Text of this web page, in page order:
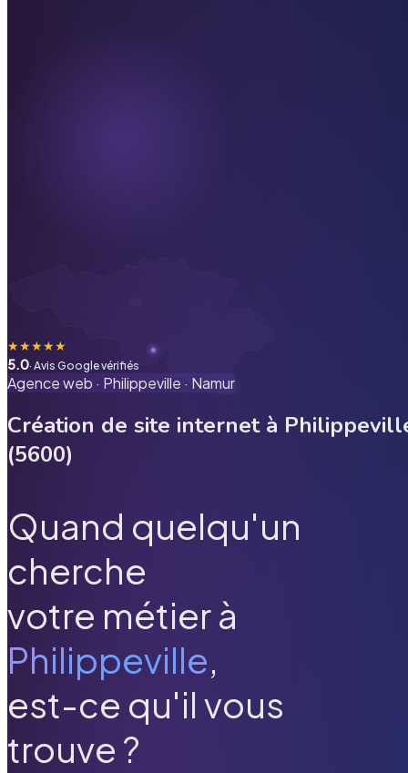
★★★★★
5.0· Avis Google vérifiés
Agence web · Philippeville · Namur
Création de site internet à
(5600)
Quand quelqu'un
cherche
votre métier à
Philippeville,
est-ce qu'il vous
trouve ?